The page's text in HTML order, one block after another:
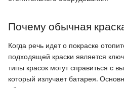
Почему обычная
Когда речь идет о покраске
подходящей краски является
типы красок могут справиться с
который излучает батарея.